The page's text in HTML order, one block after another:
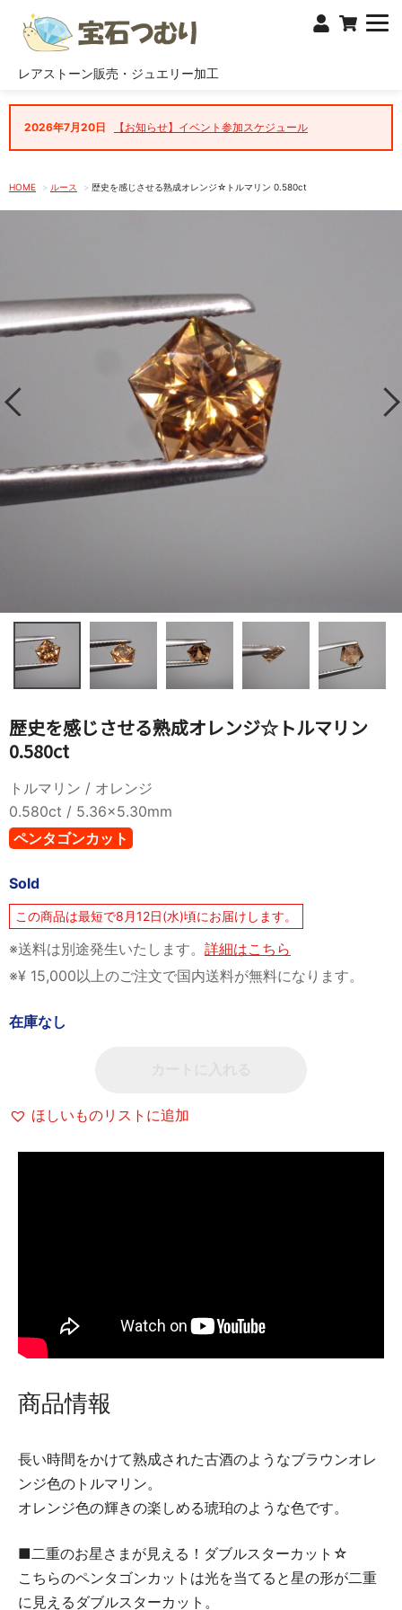
レアストーン販売・ジュエリー加工
2026年7月20日 【お知らせ】イベント参加スケジュール
HOME ルース 歴史を感じさせる熟成オレンジ☆トルマリン 0.580ct
歴史を感じさせる熟成オレンジ☆トルマリン
0.580ct
トルマリン / オレンジ
0.580ct / 5.36×5.30mm
ペンタゴンカット
Sold
この商品は最短で8月12日(水)頃にお届けします。
※送料は別途発生いたします。 詳細はこちら
※¥ 15,000以上のご注文で国内送料が無料になります。
在庫なし
ほしいものリストに追加
商品情報
長い時間をかけて熟成された古酒のようなブラウンオレ
ンジ色のトルマリン。
オレンジ色の輝きの楽しめる琥珀のような色です。
■二重のお星さまが見える！ダブルスターカット☆
こちらのペンタゴンカットは光を当てると星の形が二重
に見えるダブルスターカット。